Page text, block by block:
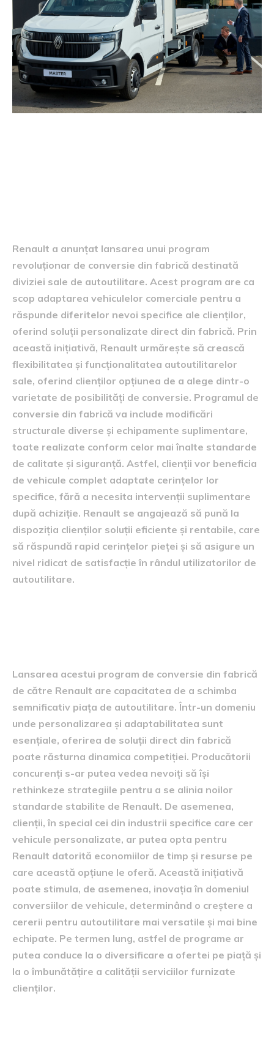
Renault a anunțat lansarea unui program
revoluționar de conversie din fabrică destinată
diviziei sale de autoutilitare. Acest program are ca
scop adaptarea vehiculelor comerciale pentru a
răspunde diferitelor nevoi specifice ale clienților,
oferind soluții personalizate direct din fabrică. Prin
această inițiativă, Renault urmărește să crească
flexibilitatea și funcționalitatea autoutilitarelor
sale, oferind clienților opțiunea de a alege dintr-o
varietate de posibilități de conversie. Programul de
conversie din fabrică va include modificări
structurale diverse și echipamente suplimentare,
toate realizate conform celor mai înalte standarde
de calitate și siguranță. Astfel, clienții vor beneficia
de vehicule complet adaptate cerințelor lor
specifice, fără a necesita intervenții suplimentare
după achiziție. Renault se angajează să pună la
dispoziția clienților soluții eficiente și rentabile, care
să răspundă rapid cerințelor pieței și să asigure un
nivel ridicat de satisfacție în rândul utilizatorilor de
autoutilitare.
Lansarea acestui program de conversie din fabrică
de către Renault are capacitatea de a schimba
semnificativ piața de autoutilitare. Într-un domeniu
unde personalizarea și adaptabilitatea sunt
esențiale, oferirea de soluții direct din fabrică
poate răsturna dinamica competiției. Producătorii
concurenți s-ar putea vedea nevoiți să își
rethinkeze strategiile pentru a se alinia noilor
standarde stabilite de Renault. De asemenea,
clienții, în special cei din industrii specifice care cer
vehicule personalizate, ar putea opta pentru
Renault datorită economiilor de timp și resurse pe
care această opțiune le oferă. Această inițiativă
poate stimula, de asemenea, inovația în domeniul
conversiilor de vehicule, determinând o creștere a
cererii pentru autoutilitare mai versatile și mai bine
echipate. Pe termen lung, astfel de programe ar
putea conduce la o diversificare a ofertei pe piață și
la o îmbunătățire a calității serviciilor furnizate
clienților.